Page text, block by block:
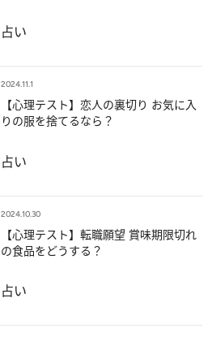
占い
2024.11.1
【心理テスト】恋人の裏切り お気に入
りの服を捨てるなら？
占い
2024.10.30
【心理テスト】転職願望 賞味期限切れ
の食品をどうする？
占い